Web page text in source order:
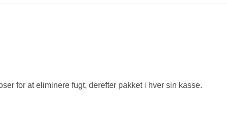
for at eliminere fugt, derefter pakket i hver sin kasse.